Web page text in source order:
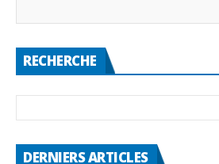
RECHERCHE
DERNIERS ARTICLES